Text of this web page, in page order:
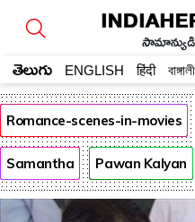
సామాన్యుడి
తెలుగు ENGLISH हिंदी বাঙ্গালী
Romance-scenes-in-movies
Samantha Pawan Kalyan